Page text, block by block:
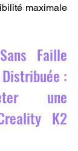
maximale
Faille
:
une
K2